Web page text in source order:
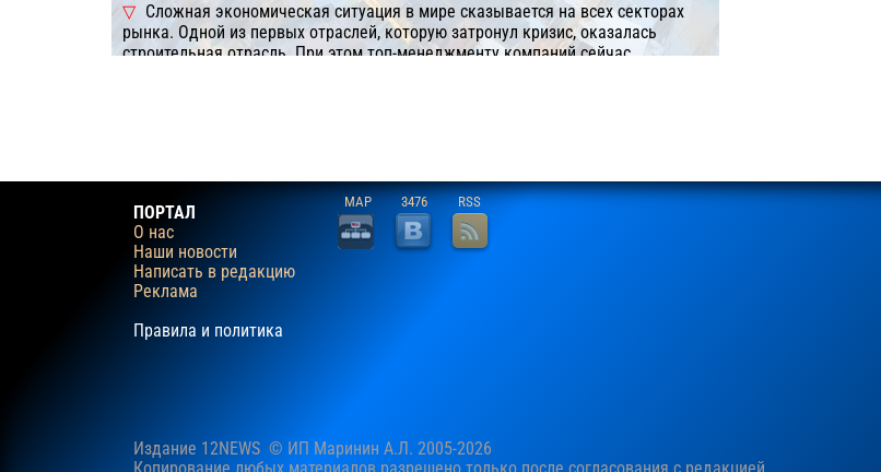
Сложная экономическая ситуация в мире сказывается на всех секторах
рынка. Одной из первых отраслей, которую затронул кризис, оказалась
строительная отрасль. При этом топ-менеджменту компаний сейчас
ПОРТАЛ
О нас
Наши новости
Написать в редакцию
Реклама
Правила и политика
MAP 3476 RSS
Издание 12NEWS © ИП Маринин А.Л. 2005-2026